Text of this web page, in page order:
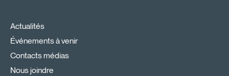
Actualités
Événements à venir
Contacts médias
Nous joindre